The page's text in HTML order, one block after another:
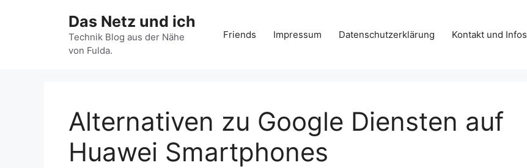
Das Netz und ich
Technik Blog aus der Nähe
von Fulda.
Friends Impressum Datenschutzerklärung Kontakt und Infos
Alternativen zu Google Diensten auf
Huawei Smartphones